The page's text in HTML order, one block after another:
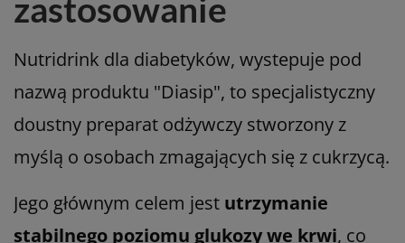
zastosowanie
Nutridrink dla diabetyków, wystepuje pod
nazwą produktu "Diasip", to specjalistyczny
doustny preparat odżywczy stworzony z
myślą o osobach zmagających się z cukrzycą.
Jego głównym celem jest utrzymanie
stabilnego poziomu glukozy we krwi, co